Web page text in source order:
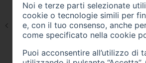
Noi e terze parti selezionate
cookie o tecnologie simili per
e, con il tuo consenso, anche
come specificato nella cookie
Puoi acconsentire all’utilizzo di